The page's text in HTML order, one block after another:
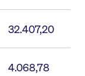
32.407,20
4.068,78